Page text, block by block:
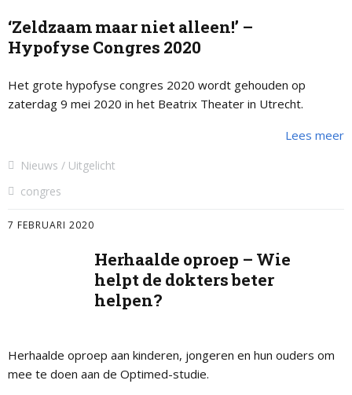
‘Zeldzaam maar niet alleen!’ –
Hypofyse Congres 2020
Het grote hypofyse congres 2020 wordt gehouden op
zaterdag 9 mei 2020 in het Beatrix Theater in Utrecht.
Lees meer
Nieuws
Uitgelicht
congres
7 FEBRUARI 2020
Herhaalde oproep – Wie
helpt de dokters beter
helpen?
Herhaalde oproep aan kinderen, jongeren en hun ouders om
mee te doen aan de Optimed-studie.